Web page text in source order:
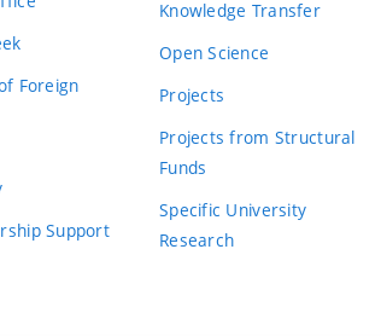
Foreign
Support
Knowledge Transfer
Open Science
Projects
Projects from Structural
Funds
Specific University
Research